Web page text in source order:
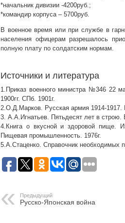
*начальник дивизии -4200руб.;
*командир корпуса – 5700руб.
В военное время или при службе в
населения офицерам разрешалось
полную плату по солдатским нормам.
Источники и литература
1.Приказ военного министра №346 22
1900гг. СПб. 1901г.
2.О.Д.Марков. Русская армия 1914-1917.
3. А.А.Игнатьев. Пятьдесят лет в строю.
4.Книга о вкусной и здоровой пище.
Пищевая промышленность. 1976г.
5.А.Стаценко. Справочник необходимых
Предыдущий
Русско-Японская война